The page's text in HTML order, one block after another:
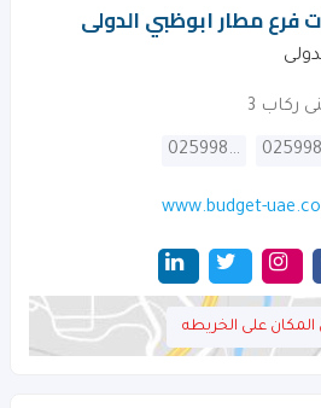
فرع مطار ابوظبي الدولى
ركاب 3
025998968
www.budget-
على الخريطه